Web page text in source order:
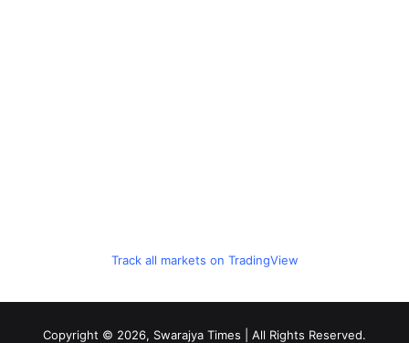
Track all markets on TradingView
Copyright © 2026, Swarajya Times | All Rights Reserved.